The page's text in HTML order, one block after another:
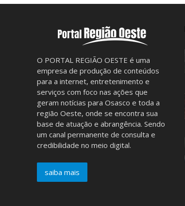
O PORTAL REGIÃO OESTE é uma
empresa de produção de conteúdos
para a internet, entretenimento e
serviços com foco nas ações que
geram notícias para Osasco e toda a
região Oeste, onde se encontra sua
base de atuação e abrangência. Sendo
um canal permanente de consulta e
credibilidade no meio digital.
saiba mais